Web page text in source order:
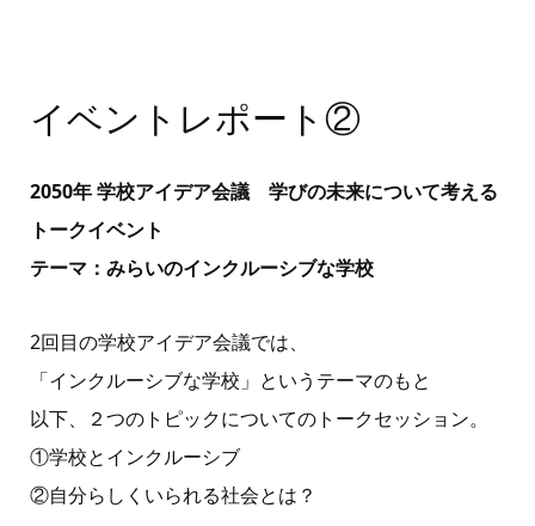
イベントレポート②
2050年 学校アイデア会議 学びの未来について考える
トークイベント
テーマ：みらいのインクルーシブな学校
2回目の学校アイデア会議では、
「インクルーシブな学校」というテーマのもと
以下、２つのトピックについてのトークセッション。
①学校とインクルーシブ
②自分らしくいられる社会とは？